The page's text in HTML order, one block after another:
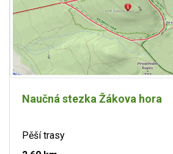
Naučná stezka Žákova hora
Pěší trasy